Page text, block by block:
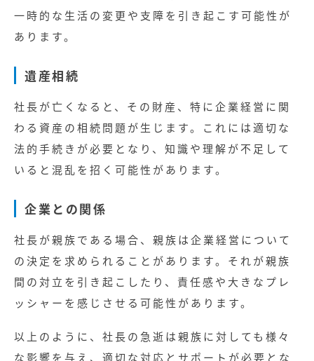
一時的な生活の変更や支障を引き起こす可能性が
あります。
遺産相続
社長が亡くなると、その財産、特に企業経営に関
わる資産の相続問題が生じます。これには適切な
法的手続きが必要となり、知識や理解が不足して
いると混乱を招く可能性があります。
企業との関係
社長が親族である場合、親族は企業経営について
の決定を求められることがあります。それが親族
間の対立を引き起こしたり、責任感や大きなプレ
ッシャーを感じさせる可能性があります。
以上のように、社長の急逝は親族に対しても様々
な影響を与え、適切な対応とサポートが必要とな